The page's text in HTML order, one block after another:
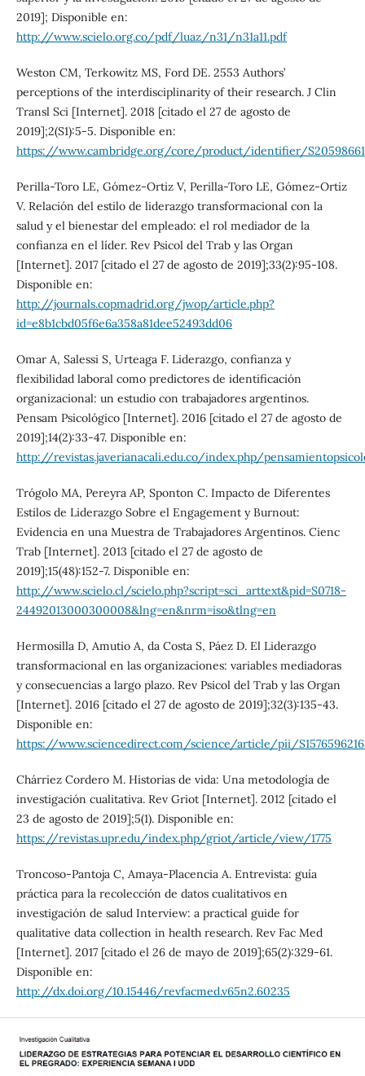
2019]; Disponible en:
http://www.scielo.org.co/pdf/luaz/n31/n31a11.pdf
Weston CM, Terkowitz MS, Ford DE. 2553 Authors’
perceptions of the interdisciplinarity of their research. J Clin
Transl Sci [Internet]. 2018 [citado el 27 de agosto de
2019];2(S1):5-5. Disponible en:
https://www.cambridge.org/core/product/identifier/
Perilla-Toro LE, Gómez-Ortiz V, Perilla-Toro LE, Gómez-Ortiz
V. Relación del estilo de liderazgo transformacional con la
salud y el bienestar del empleado: el rol mediador de la
confianza en el líder. Rev Psicol del Trab y las Organ
[Internet]. 2017 [citado el 27 de agosto de 2019];33(2):95-108.
Disponible en:
http://journals.copmadrid.org/jwop/article.php?
id=e8b1cbd05f6e6a358a81dee52493dd06
Omar A, Salessi S, Urteaga F. Liderazgo, confianza y
flexibilidad laboral como predictores de identificación
organizacional: un estudio con trabajadores argentinos.
Pensam Psicológico [Internet]. 2016 [citado el 27 de agosto de
2019];14(2):33-47. Disponible en:
http://revistas.javerianacali.edu.co/index.php/
Trógolo MA, Pereyra AP, Sponton C. Impacto de Diferentes
Estilos de Liderazgo Sobre el Engagement y Burnout:
Evidencia en una Muestra de Trabajadores Argentinos. Cienc
Trab [Internet]. 2013 [citado el 27 de agosto de
2019];15(48):152-7. Disponible en:
http://www.scielo.cl/scielo.php?script=sci_arttext&pid=S0718-
24492013000300008&lng=en&nrm=iso&tlng=en
Hermosilla D, Amutio A, da Costa S, Páez D. El Liderazgo
transformacional en las organizaciones: variables mediadoras
y consecuencias a largo plazo. Rev Psicol del Trab y las Organ
[Internet]. 2016 [citado el 27 de agosto de 2019];32(3):135-43.
Disponible en:
https://www.sciencedirect.com/science/article/pii/
Chárriez Cordero M. Historias de vida: Una metodología de
investigación cualitativa. Rev Griot [Internet]. 2012 [citado el
23 de agosto de 2019];5(1). Disponible en:
https://revistas.upr.edu/index.php/griot/article/view/1775
Troncoso-Pantoja C, Amaya-Placencia A. Entrevista: guía
práctica para la recolección de datos cualitativos en
investigación de salud Interview: a practical guide for
qualitative data collection in health research. Rev Fac Med
[Internet]. 2017 [citado el 26 de mayo de 2019];65(2):329-61.
Disponible en:
http://dx.doi.org/10.15446/revfacmed.v65n2.60235